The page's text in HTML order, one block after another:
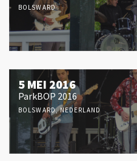
BOLSWARD
5 MEI 2016
ParkBOP 2016
BOLSWARD, NEDERLAND